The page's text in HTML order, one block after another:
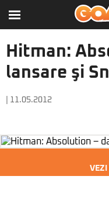
Hitman:
lansare şi
| 11.05.2012
VEZI